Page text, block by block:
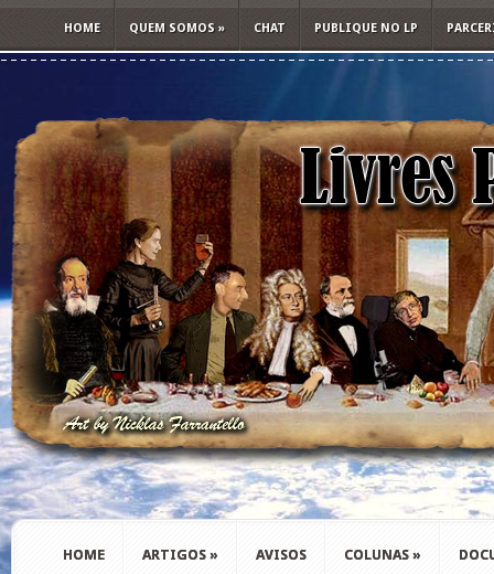
HOME QUEM SOMOS » CHAT PUBLIQUE NO LP
HOME ARTIGOS » AVISOS COLUNAS »